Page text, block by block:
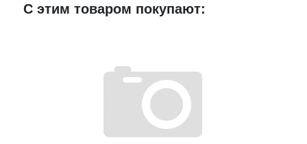
Достоинства
С этим товаром покупают: